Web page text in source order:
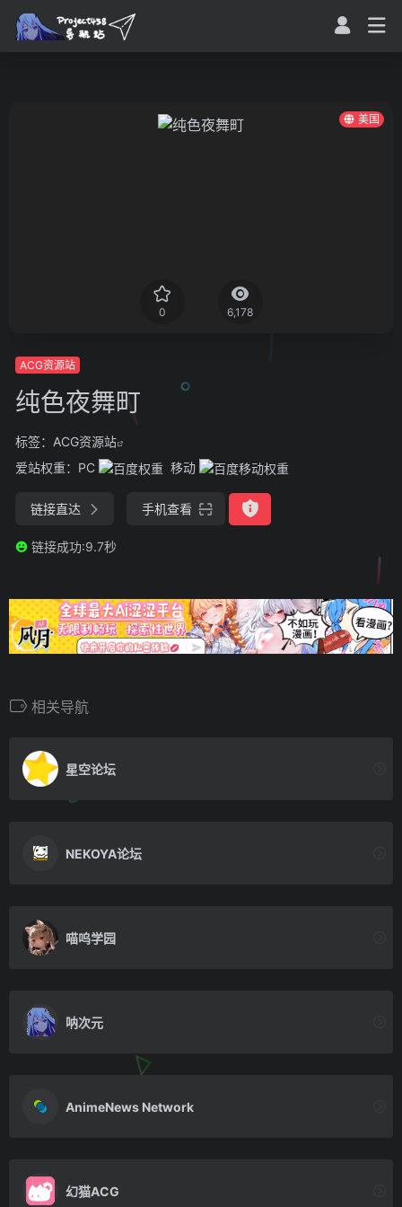
美国
0 6,178
ACG资源站
纯色夜舞町
标签： ACG资源站
爱站权重： PC 移动
链接直达 手机查看
链接成功:9.7秒
相关导航
星空论坛
NEKOYA论坛
喵呜学园
呐次元
AnimeNews Network
幻猫ACG